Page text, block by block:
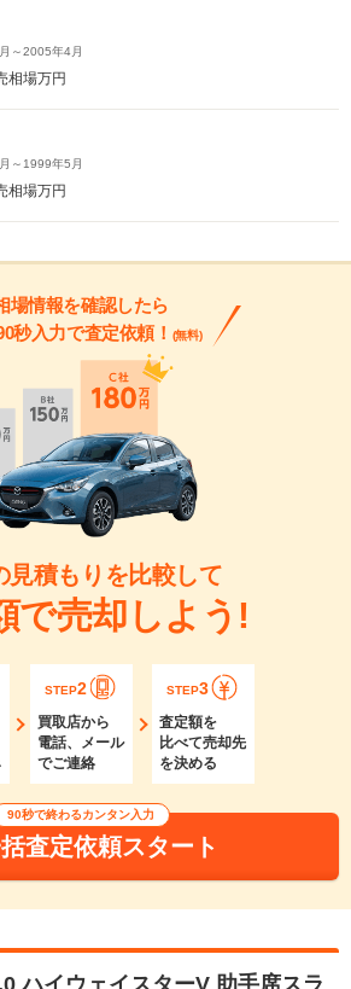
～2005年4月
相場万円
～1999年5月
相場万円
場情報を確認したら
秒入力で査定依頼！ (無料)
見積もりを比較して
で売却しよう!
STEP2
買取店から
電話、メール
でご連絡
STEP3
査定額を
比べて売却先
を決める
90秒で終わるカンタン入力
査定依頼スタート